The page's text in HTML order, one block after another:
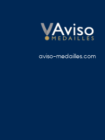
de rencontres
publics.
ou les sites
aviso-medailles.com